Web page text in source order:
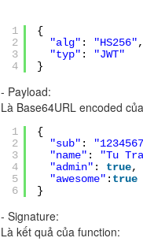
1
2
3
4
{
"alg" : "HS256",
"typ" :
"JWT"
}
- Payload:
Là Base64URL encoded
1
2
3
4
5
6
{
"sub" :
"name" : "Tu
"admin" : true,
"awesome" : true
}
- Signature:
Là kết quả của function: